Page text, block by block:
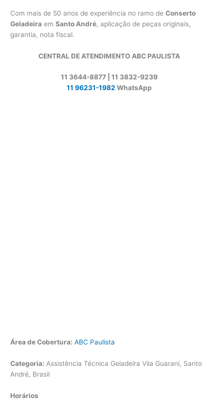
Com mais de 50 anos de experiência no ramo deConserto
Geladeira emSanto André, aplicação de peças originais,
garantia, nota fiscal.
CENTRAL DE ATENDIMENTO ABC PAULISTA
11 3644-8877 | 11 3832-9239
11 96231-1982 WhatsApp
Área de Cobertura: ABC Paulista
Categoria: Assistência Técnica Geladeira Vila Guarani, Santo
André, Brasil
Horários